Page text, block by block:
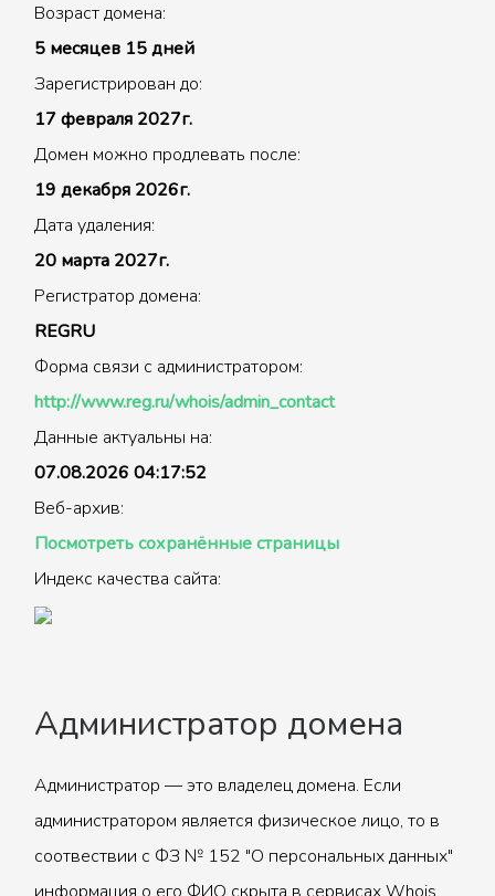
Возраст домена:
5 месяцев 15 дней
Зарегистрирован до:
17 февраля 2027г.
Домен можно продлевать после:
19 декабря 2026г.
Дата удаления:
20 марта 2027г.
Регистратор домена:
REGRU
Форма связи с администратором:
http://www.reg.ru/whois/admin_contact
Данные актуальны на:
07.08.2026 04:17:52
Веб-архив:
Посмотреть сохранённые страницы
Индекс качества сайта:
Администратор домена
Администратор — это владелец домена. Если
администратором является физическое лицо, то в
соотвествии с ФЗ № 152 "О персональных данных"